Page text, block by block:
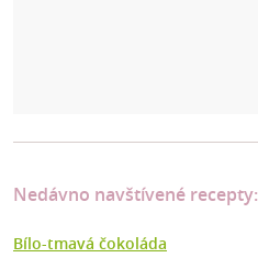
Nedávno navštívené recepty:
Bílo-tmavá čokoláda